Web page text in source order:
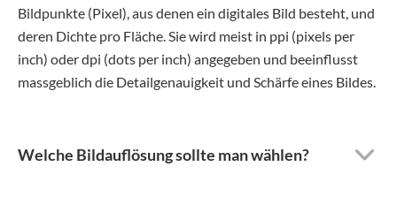
Bildpunkte (Pixel), aus denen ein digitales Bild besteht, und
deren Dichte pro Fläche. Sie wird meist in ppi (pixels per
inch) oder dpi (dots per inch) angegeben und beeinflusst
massgeblich die Detailgenauigkeit und Schärfe eines Bildes.
Welche Bildauflösung sollte man wählen?